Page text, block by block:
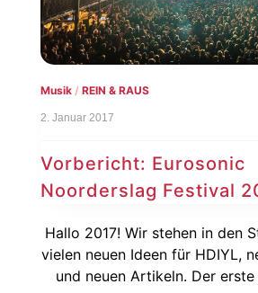
Musik/ REIN & RAUS
2. Januar 2017
Vorbericht: Eurosonic
Noorderslag Festival
Hallo 2017! Wir stehen in den
vielen neuen Ideen für HDIYL,
und neuen Artikeln. Der